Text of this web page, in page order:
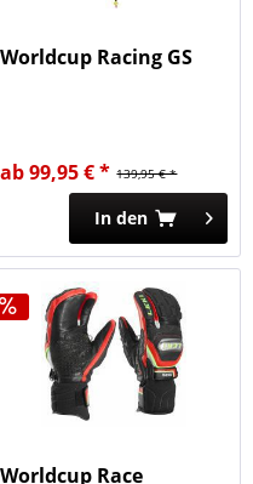
Worldcup Racing GS
139,95 € *
ab 99,95 € *
In den
Worldcup Race